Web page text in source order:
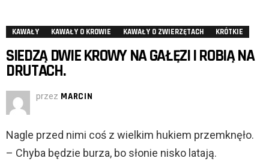
KAWAŁY KAWAŁY O KROWIE KAWAŁY O ZWIERZĘTACH KRÓTKIE
SIEDZĄ DWIE KROWY NA GAŁĘZI I ROBIĄ NA
DRUTACH.
przez MARCIN
Nagle przed nimi coś z wielkim hukiem przemknęło.
– Chyba będzie burza, bo słonie nisko latają.